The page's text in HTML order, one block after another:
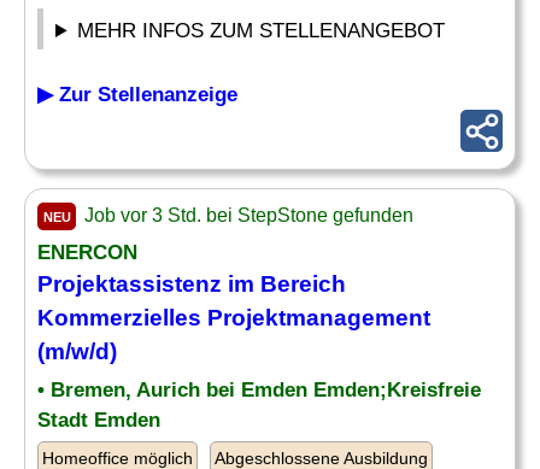
MEHR INFOS ZUM STELLENANGEBOT
▶ Zur Stellenanzeige
NEU Job vor 3 Std. bei StepStone gefunden
ENERCON
Projektassistenz im Bereich
Kommerzielles Projektmanagement
(m/w/d)
• Bremen, Aurich bei Emden Emden;Kreisfreie
Stadt Emden
Homeoffice möglich Abgeschlossene Ausbildung